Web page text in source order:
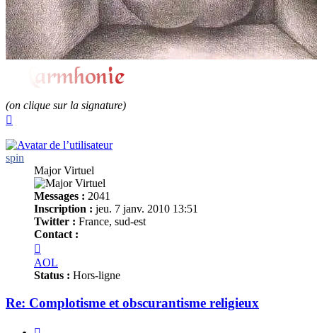
(on clique sur la signature)
spin
Major Virtuel
Messages : 2041
Inscription : jeu. 7 janv. 2010 13:51
Twitter : France, sud-est
Contact :
spin
AOL
Status : Hors-ligne
Re: Complotisme et obscurantisme religieux